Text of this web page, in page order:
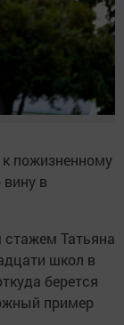
пожизненному
в
стажем Татьяна
школ в
берется
пример